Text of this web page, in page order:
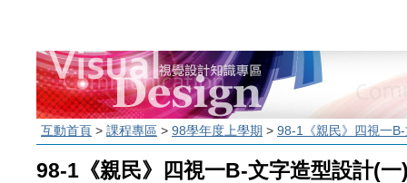
互動首頁 > 課程專區 > 98學年度上學期 > 98-1《親民》四視一
98-1《親民》四視一B-文字造型設計(一